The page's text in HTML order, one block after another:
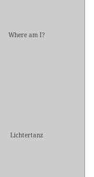
Where am I?
Lichtertanz